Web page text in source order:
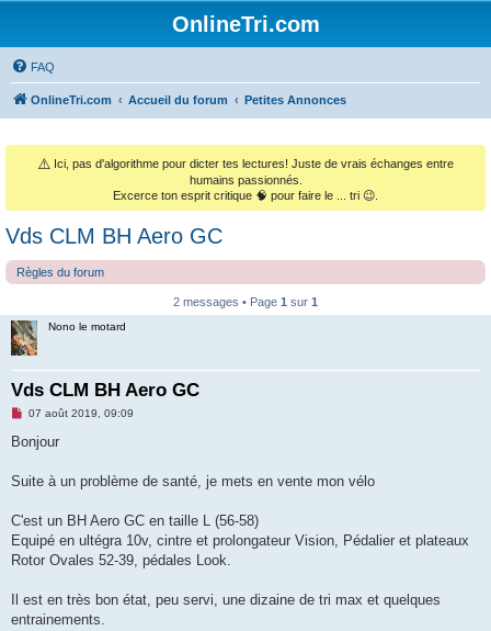
OnlineTri.com
FAQ
OnlineTri.com Accueil du forum Petites Annonces
⚠️ Ici, pas d'algorithme pour dicter tes lectures! Juste de vrais échanges entre
humains passionnés.
Excerce ton esprit critique 🧠 pour faire le ... tri 😉.
Vds CLM BH Aero GC
Règles du forum
2 messages • Page 1 sur 1
Nono le motard
Vds CLM BH Aero GC
M
s
g
o
l
u
07 août 2019, 09:09
Bonjour
Suite à un problème de santé, je mets en vente mon vélo
C'est un BH Aero GC en taille L (56-58)
Equipé en ultégra 10v, cintre et prolongateur Vision, Pédalier et plateaux
Rotor Ovales 52-39, pédales Look.
Il est en très bon état, peu servi, une dizaine de tri max et quelques
entrainements.